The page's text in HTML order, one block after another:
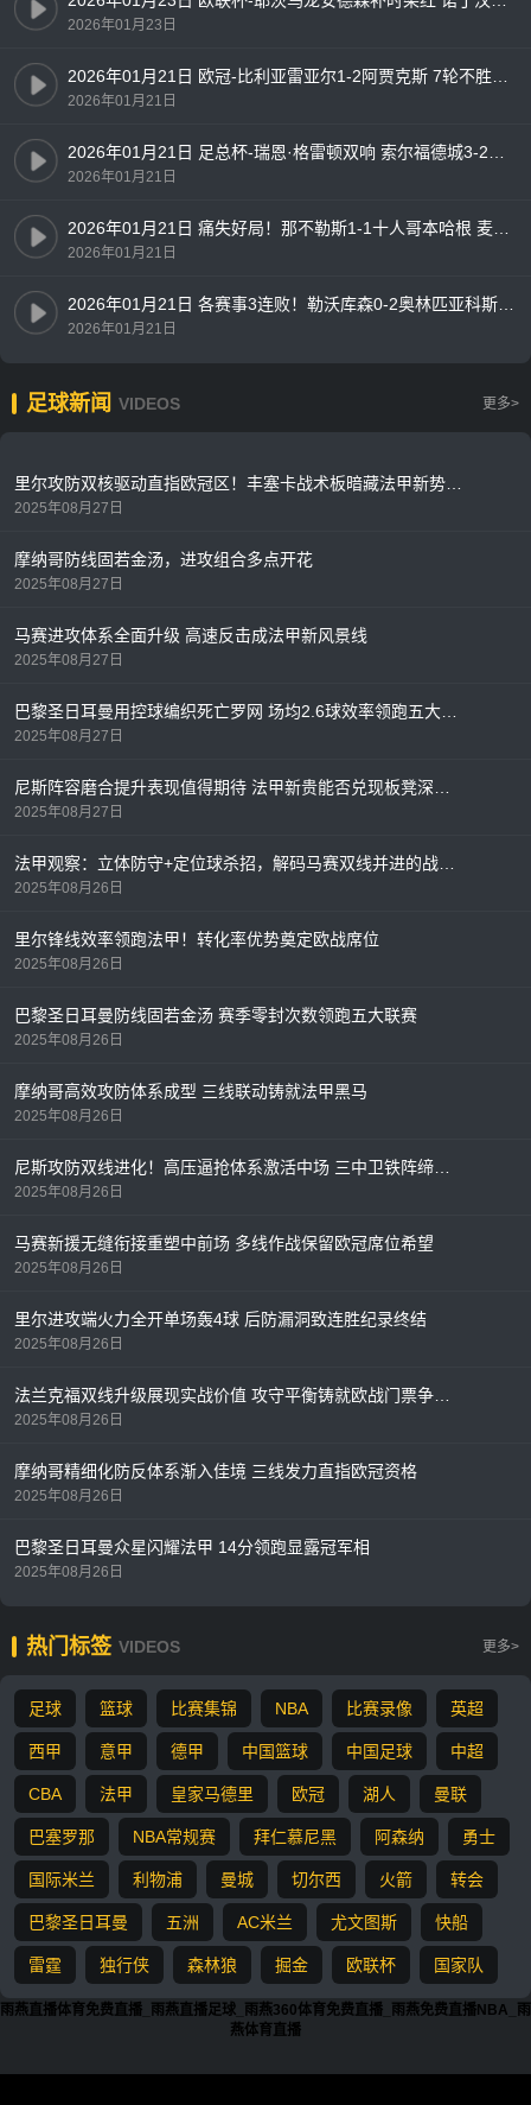
2026年01月23日
2026年01月21日
2026年01月21日
2026年01月21日
2026年01月21日
足球新闻 VIDEOS 更多>
2025年08月27日
摩纳哥防线固若金汤，进攻组合多点开花
2025年08月27日
马赛进攻体系全面升级 高速反击成法甲新风景线
2025年08月27日
2025年08月27日
2025年08月27日
2025年08月26日
里尔锋线效率领跑法甲！转化率优势奠定欧战席位
2025年08月26日
巴黎圣日耳曼防线固若金汤 赛季零封次数领跑五大联赛
2025年08月26日
摩纳哥高效攻防体系成型 三线联动铸就法甲黑马
2025年08月26日
2025年08月26日
马赛新援无缝衔接重塑中前场 多线作战保留欧冠席位希望
2025年08月26日
里尔进攻端火力全开单场轰4球 后防漏洞致连胜纪录终结
2025年08月26日
2025年08月26日
摩纳哥精细化防反体系渐入佳境 三线发力直指欧冠资格
2025年08月26日
巴黎圣日耳曼众星闪耀法甲 14分领跑显露冠军相
2025年08月26日
热门标签 VIDEOS 更多>
足球 篮球 比赛集锦 NBA 比赛录像 英超
西甲 意甲 德甲 中国篮球 中国足球 中超
CBA 法甲 皇家马德里 欧冠 湖人 曼联
巴塞罗那 NBA常规赛 拜仁慕尼黑 阿森纳 勇士
国际米兰 利物浦 曼城 切尔西 火箭 转会
巴黎圣日耳曼 五洲 AC米兰 尤文图斯 快船
雷霆 独行侠 森林狼 掘金 欧联杯 国家队
雨燕直播体育免费直播_雨燕直播足球_雨燕360体育免费直播_雨燕免费直播NBA_雨
燕体育直播